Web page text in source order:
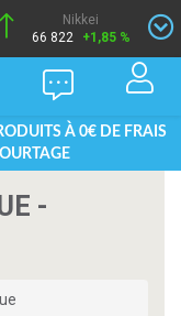
Nikkei
66 822
+1,85 %
À 0€ DE FRAIS
-